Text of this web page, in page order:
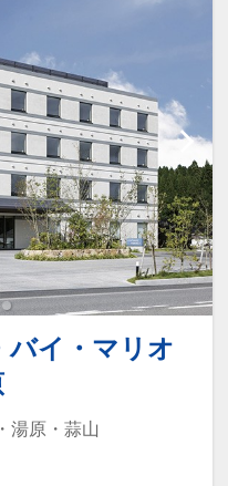
バイ・マリオ
湯原・蒜山